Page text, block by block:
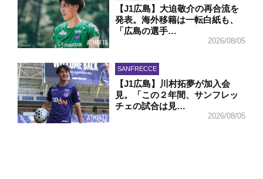
【J1広島】大迫敬介の再合流を
発表。海外移籍は一転白紙も、
「広島の選手…
2026/08/05
SANFRECCE
【J1広島】川村拓夢が加入会
見。「この２年間、サンフレッ
チェの試合は見…
2026/08/05